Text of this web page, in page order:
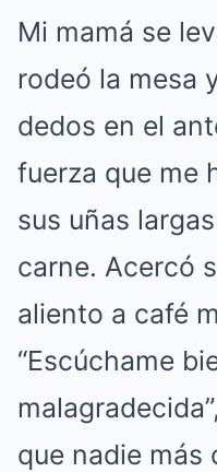
Mi mamá se
rodeó la mesa
dedos en el
fuerza que me
sus uñas
carne. Acercó
aliento a café
“Escúchame
que nadie más